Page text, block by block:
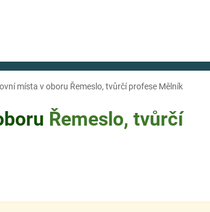
místa v oboru Řemeslo, tvůrčí profese Mělník
Řemeslo, tvůrčí